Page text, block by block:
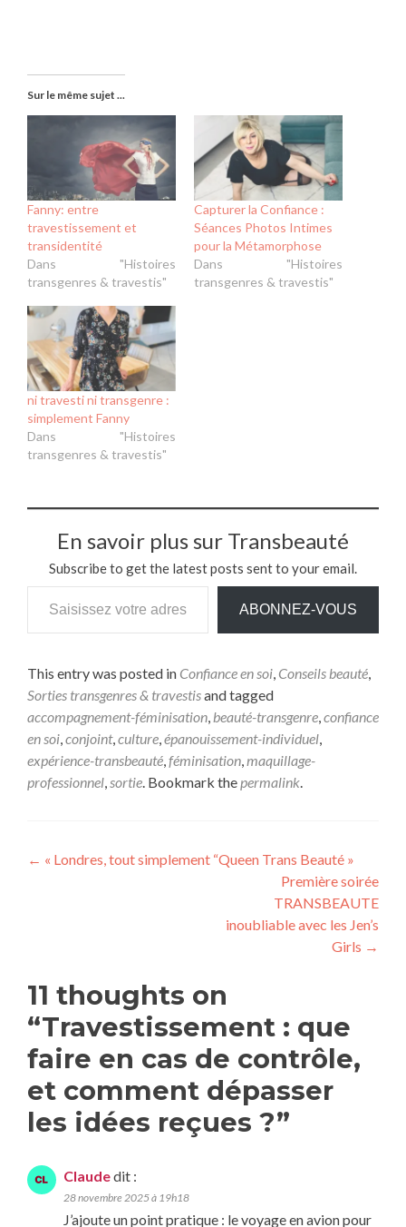
Sur le même sujet ...
Fanny: entre
travestissement et
transidentité
Dans "Histoires
transgenres & travestis"
Capturer la Confiance :
Séances Photos Intimes
pour la Métamorphose
Dans "Histoires
transgenres & travestis"
ni travesti ni transgenre :
simplement Fanny
Dans "Histoires
transgenres & travestis"
En savoir plus sur Transbeauté
Subscribe to get the latest posts sent to your email.
ABONNEZ-VOUS
This entry was posted in Confiance en soi Conseils beauté
Sorties transgenres & travestisand tagged
accompagnement-féminisation beauté-transgenre confiance
en soi conjoint, culture épanouissement-individuel
expérience-transbeauté féminisation maquillage-
professionnel sortie . Bookmark the permalink
← « Londres, tout simplement “Queen Trans Beauté »
Première soirée
TRANSBEAUTE
inoubliable avec les Jen’s
Girls →
11 thoughts on
“Travestissement : que
faire en cas de contrôle,
et comment dépasser
les idées reçues ?”
Claudedit :
28 novembre 2025 à 19h18
J’ajoute un point pratique : le voyage en avion pour